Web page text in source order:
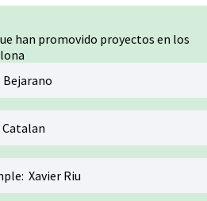
han promovido proyectos en los
Xavier Riu